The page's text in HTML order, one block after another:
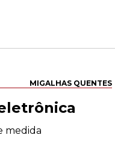
MIGALHAS QUENTES
medida